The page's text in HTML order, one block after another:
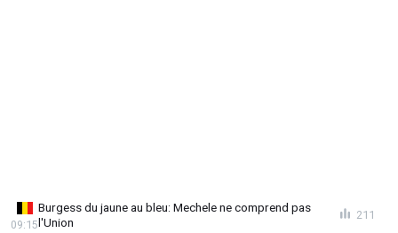
Burgess du jaune au bleu: Mechele ne comprend pas
l'Union
09:15
211